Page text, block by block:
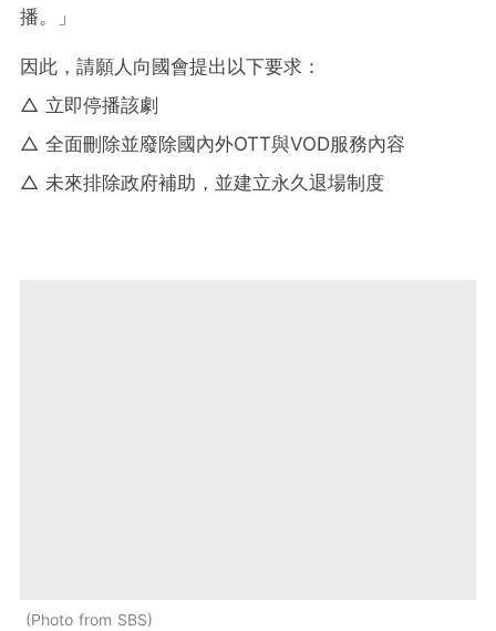
播。」
因此，請願人向國會提出以下要求：
△ 立即停播該劇
△ 全面刪除並廢除國內外OTT與VOD服務內容
△ 未來排除政府補助，並建立永久退場制度
Photo from SBS